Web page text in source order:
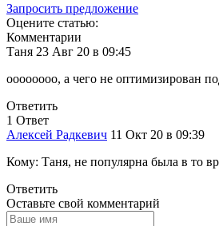
Запросить предложение
Оцените статью:
Комментарии
Таня 23 Авг 20 в 09:45
оооооооо, а чего не оптимизирован
Ответить
1 Ответ
Алексей Радкевич 11 Окт 20 в 09:39
Кому: Таня, не популярна была в то
Ответить
Оставьте свой комментарий